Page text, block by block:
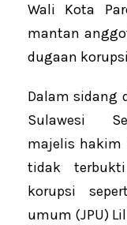
Wali Kota
mantan
dugaan
Dalam sidang
Sulawesi
majelis hakim
tidak
korupsi
umum (JPU)